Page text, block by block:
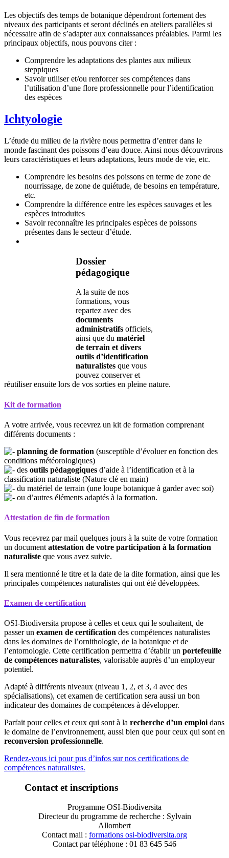
Les objectifs des temps de botanique dépendront fortement des
niveaux des participants et seront déclinés en ateliers parallèles si
nécessaire afin de s’adapter aux connaissances préalables. Parmi les
principaux objectifs, nous pouvons citer :
Comprendre les adaptations des plantes aux milieux
steppiques
Savoir utiliser et/ou renforcer ses compétences dans
l’utilisation d’une flore professionnelle pour l’identification
des espèces
Ichtyologie
L’étude du milieu de la rivière nous permettra d’entrer dans le
monde fascinant des poissons d’eau douce. Ainsi nous découvrirons
leurs caractéristiques et leurs adaptations, leurs mode de vie, etc.
Comprendre les besoins des poissons en terme de zone de
nourrissage, de zone de quiétude, de besoins en température,
etc.
Comprendre la différence entre les espèces sauvages et les
espèces introduites
Savoir reconnaître les principales espèces de poissons
présentes dans le secteur d’étude.
Dossier
pédagogique
A la suite de nos
formations, vous
repartez avec des
documents
administratifsofficiels,
ainsi que du matériel
de terrain et divers
outils d’identification
naturalistesque vous
pouvez conserver et
réutiliser ensuite lors de vos sorties en pleine nature.
Kit de formation
A votre arrivée, vous recevrez un kit de formation comprenant
différents documents :
planning de formation (susceptible d’évoluer en fonction des
conditions météorologiques)
des outils pédagogiques d’aide à l’identification et à la
classification naturaliste (Nature clé en main)
du matériel de terrain (une loupe botanique à garder avec soi)
ou d’autres éléments adaptés à la formation.
Attestation de fin de formation
Vous recevrez par mail quelques jours à la suite de votre formation
un document attestation de votre participation à la formation
naturaliste que vous avez suivie.
Il sera mentionné le titre et la date de la dite formation, ainsi que les
principales compétences naturalistes qui ont été développées.
Examen de certification
OSI-Biodiversita propose à celles et ceux qui le souhaitent, de
passer un examen de certification des compétences naturalistes
dans les domaines de l’ornithologie, de la botanique et de
l’entomologie. Cette certification permettra d’établir un portefeuille
de compétences naturalistes, valorisable auprès d’un employeur
potentiel.
Adapté à différents niveaux (niveau 1, 2, et 3, 4 avec des
spécialisations), cet examen de certification sera aussi un bon
indicateur des domaines de compétences à développer.
Parfait pour celles et ceux qui sont à la recherche d’un emploi dans
le domaine de l’environnement, aussi bien que pour ceux qui sont en
reconversion professionnelle.
Rendez-vous ici pour pus d’infos sur nos certifications de
compétences naturalistes.
Contact et inscriptions
Programme OSI-Biodiversita
Directeur du programme de recherche : Sylvain
Allombert
Contact mail : formations osi-biodiversita.org
Contact par téléphone : 01 83 645 546